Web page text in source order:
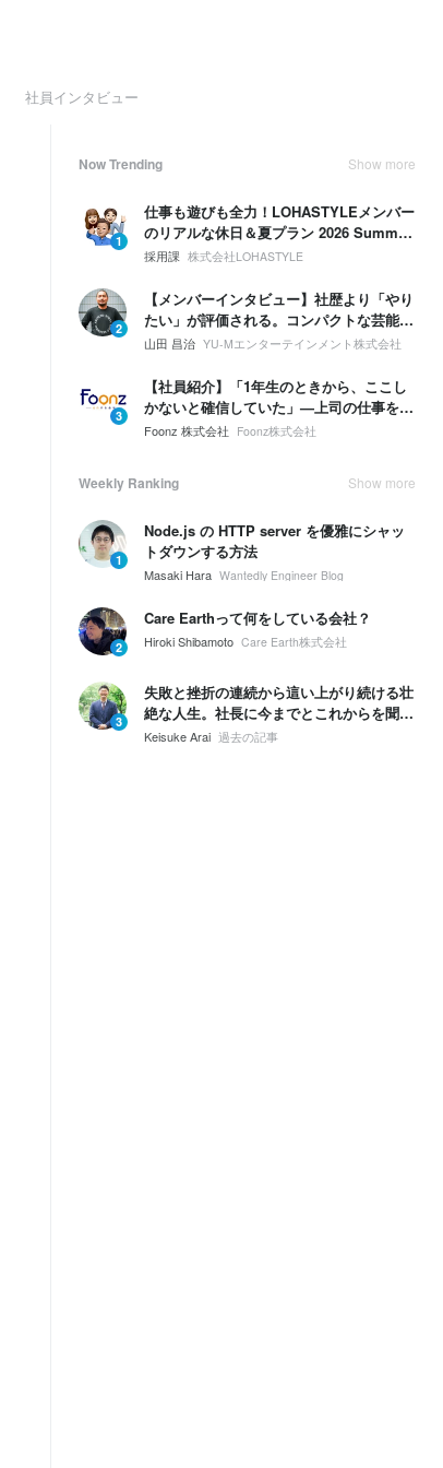
社員インタビュー
Now Trending Show more
1
仕事も遊びも全力！LOHASTYLEメンバー
のリアルな休日＆夏プラン 2026 Summer
🌴☀️
採用課 株式会社LOHASTYLE
2
【メンバーインタビュー】社歴より「やり
たい」が評価される。コンパクトな芸能事
務所で、20代マネージャーに起きたこと
山田 昌治 YU-Mエンターテインメント株式会社
3
【社員紹介】「1年生のときから、ここし
かないと確信していた」—上司の仕事を奪
う勢いで、自分の領域を広げていく。
Foonz 株式会社 Foonz株式会社
Weekly Ranking Show more
1
Node.js の HTTP server を優雅にシャッ
トダウンする方法
Masaki Hara Wantedly Engineer Blog
2
Care Earthって何をしている会社？
Hiroki Shibamoto Care Earth株式会社
3
失敗と挫折の連続から這い上がり続ける壮
絶な人生。社長に今までとこれからを聞い
てみた。
Keisuke Arai 過去の記事